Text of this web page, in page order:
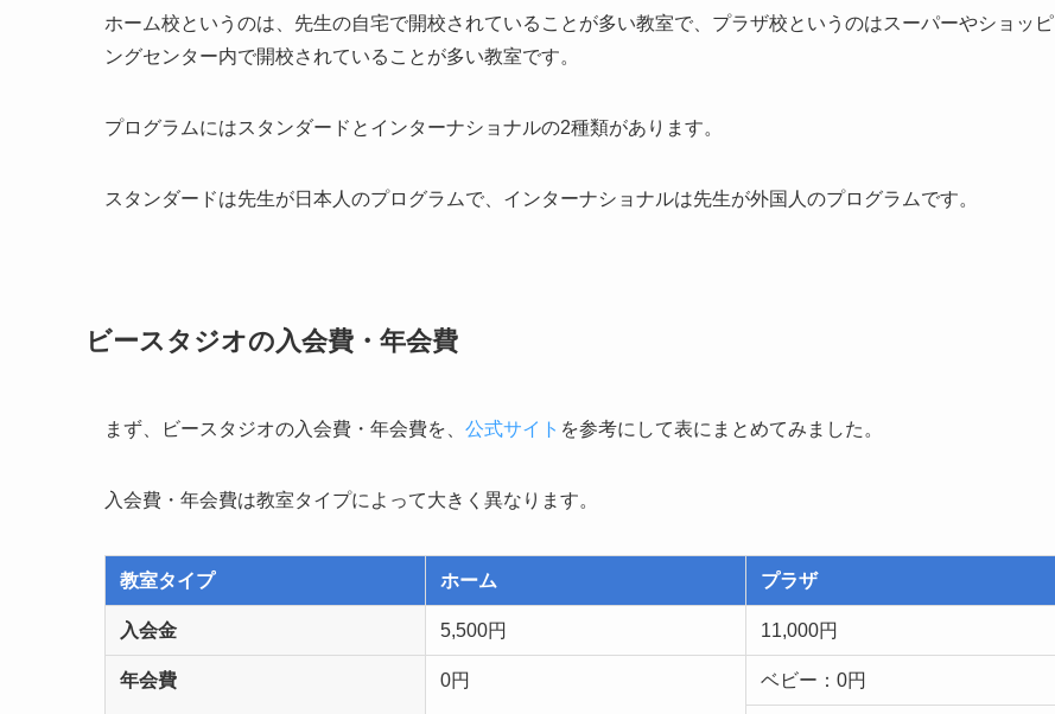
ホーム校というのは、先生の自宅で開校されていることが多い教室で、プラザ校というのはスーパーやショッピ
ングセンター内で開校されていることが多い教室です。
プログラムにはスタンダードとインターナショナルの2種類があります。
スタンダードは先生が日本人のプログラムで、インターナショナルは先生が外国人のプログラムです。
ビースタジオの入会費・年会費
まず、ビースタジオの入会費・年会費を、 公式サイト を参考にして表にまとめてみました。
入会費・年会費は教室タイプによって大きく異なります。
教室タイプ ホーム プラザ
入会金 5,500円 11,000円
年会費 0円 ベビー：0円